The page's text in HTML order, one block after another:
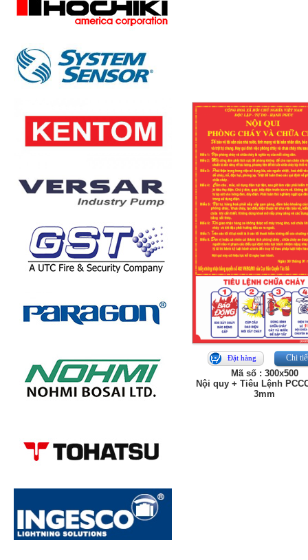
Đặt hàng Chi
Mã số : 300x500
Nội quy + Tiêu Lệnh
3mm